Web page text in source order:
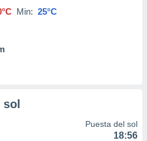
Min: 25°C
Puesta del sol
18:56